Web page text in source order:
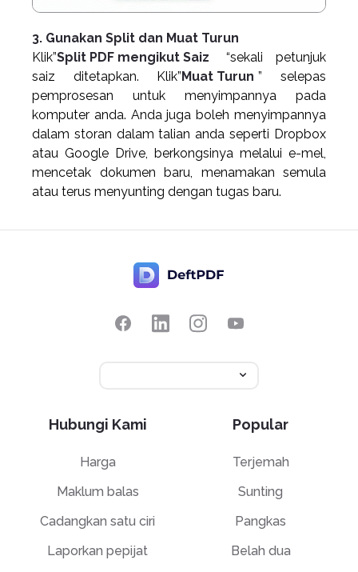
3. Gunakan Split dan Muat Turun
Klik”Split PDF mengikut Saiz
“sekali petunjuk
saiz ditetapkan. Klik”Muat Turun ” selepas
pemprosesan untuk menyimpannya pada
komputer anda. Anda juga boleh menyimpannya
dalam storan dalam talian anda seperti Dropbox
atau Google Drive, berkongsinya melalui e-mel,
mencetak dokumen baru, menamakan semula
atau terus menyunting dengan tugas baru.
Hubungi Kami
Harga
Maklum balas
Cadangkan satu ciri
Laporkan pepijat
Popular
Terjemah
Sunting
Pangkas
Belah dua